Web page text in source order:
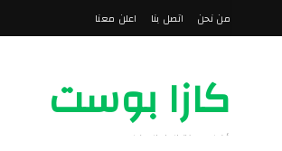
من نحن اتصل بنا اعلن معنا
كازا بوست
أخبار مدينة الدار البيضاء